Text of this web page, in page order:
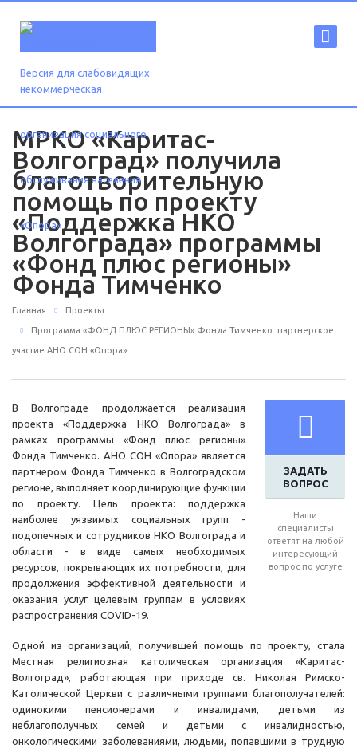
Версия для слабовидящих
МРКО «Каритас-
Волгоград» получила
благотворительную
помощь по проекту
«Поддержка НКО
Волгограда» программы
«Фонд плюс регионы»
Фонда Тимченко
Главная Проекты
Программа «ФОНД ПЛЮС РЕГИОНЫ» Фонда Тимченко: партнерское
участие АНО СОН «Опора»
ЗАДАТЬ
ВОПРОС
Наши
специалисты
ответят на любой
интересующий
вопрос по услуге
В Волгограде продолжается реализация
проекта «Поддержка НКО Волгограда» в
рамках программы «Фонд плюс регионы»
Фонда Тимченко. АНО СОН «Опора» является
партнером Фонда Тимченко в Волгоградском
регионе, выполняет координирующие функции
по проекту. Цель проекта: поддержка
наиболее уязвимых социальных групп -
подопечных и сотрудников НКО Волгограда и
области - в виде самых необходимых
ресурсов, покрывающих их потребности, для
продолжения эффективной деятельности и
оказания услуг целевым группам в условиях
распространения COVID-19.
Одной из организаций, получившей помощь по проекту, стала
Местная религиозная католическая организация «Каритас-
Волгоград», работающая при приходе св. Николая Римско-
Католической Церкви с различными группами благополучателей:
одинокими пенсионерами и инвалидами, детьми из
неблагополучных семей и детьми с инвалидностью,
онкологическими заболеваниями, людьми, попавшими в трудную